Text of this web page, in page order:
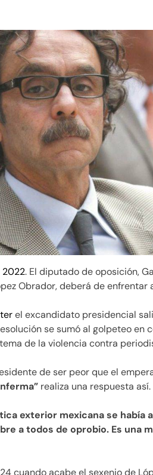
2022. El diputado de oposición,
Obrador, deberá de enfrentar
el excandidato presidencial
se sumó al golpeteo en
de la violencia contra
de ser peor que el
realiza una respuesta así.
exterior mexicana se había
a todos de oprobio. Es una
cuando acabe el sexenio de